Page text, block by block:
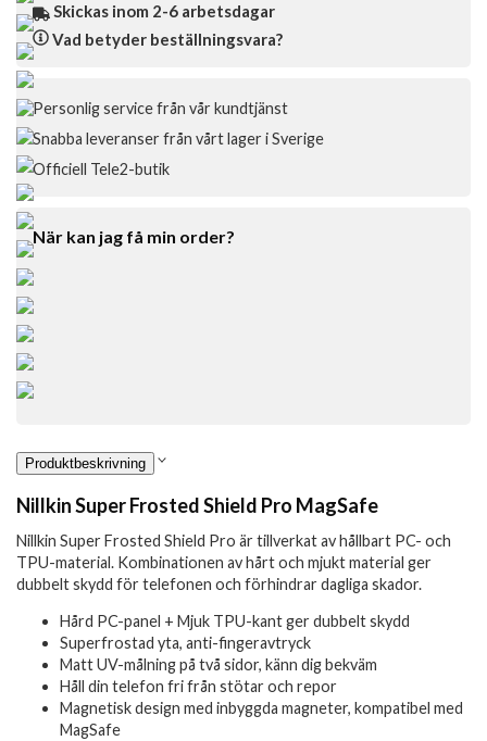
Skickas inom 2-6 arbetsdagar
Vad betyder beställningsvara?
Personlig service från vår kundtjänst
Snabba leveranser från vårt lager i Sverige
Officiell Tele2-butik
När kan jag få min order?
Produktbeskrivning
Nillkin Super Frosted Shield Pro MagSafe
Nillkin Super Frosted Shield Pro är tillverkat av hållbart PC- och
TPU-material. Kombinationen av hårt och mjukt material ger
dubbelt skydd för telefonen och förhindrar dagliga skador.
Hård PC-panel + Mjuk TPU-kant ger dubbelt skydd
Superfrostad yta, anti-fingeravtryck
Matt UV-målning på två sidor, känn dig bekväm
Håll din telefon fri från stötar och repor
Magnetisk design med inbyggda magneter, kompatibel med
MagSafe